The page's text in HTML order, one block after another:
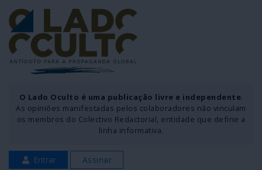
O Lado Oculto é uma publicação livre e independente.
As opiniões manifestadas pelos colaboradores não vinculam
os membros do Colectivo Redactorial, entidade que define a
linha informativa.
Entrar Assinar